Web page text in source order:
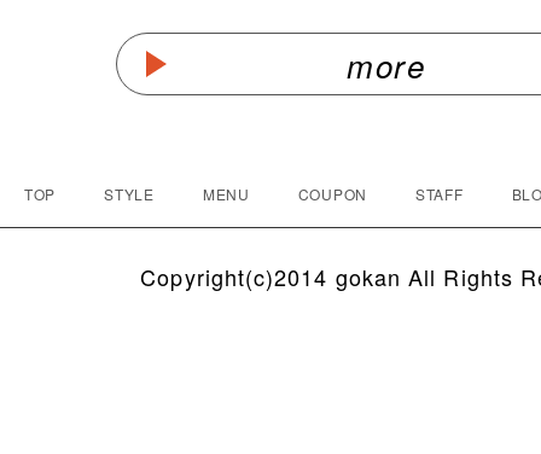
more
TOP STYLE MENU COUPON STAFF
Copyright(c)2014 gokan All Rights